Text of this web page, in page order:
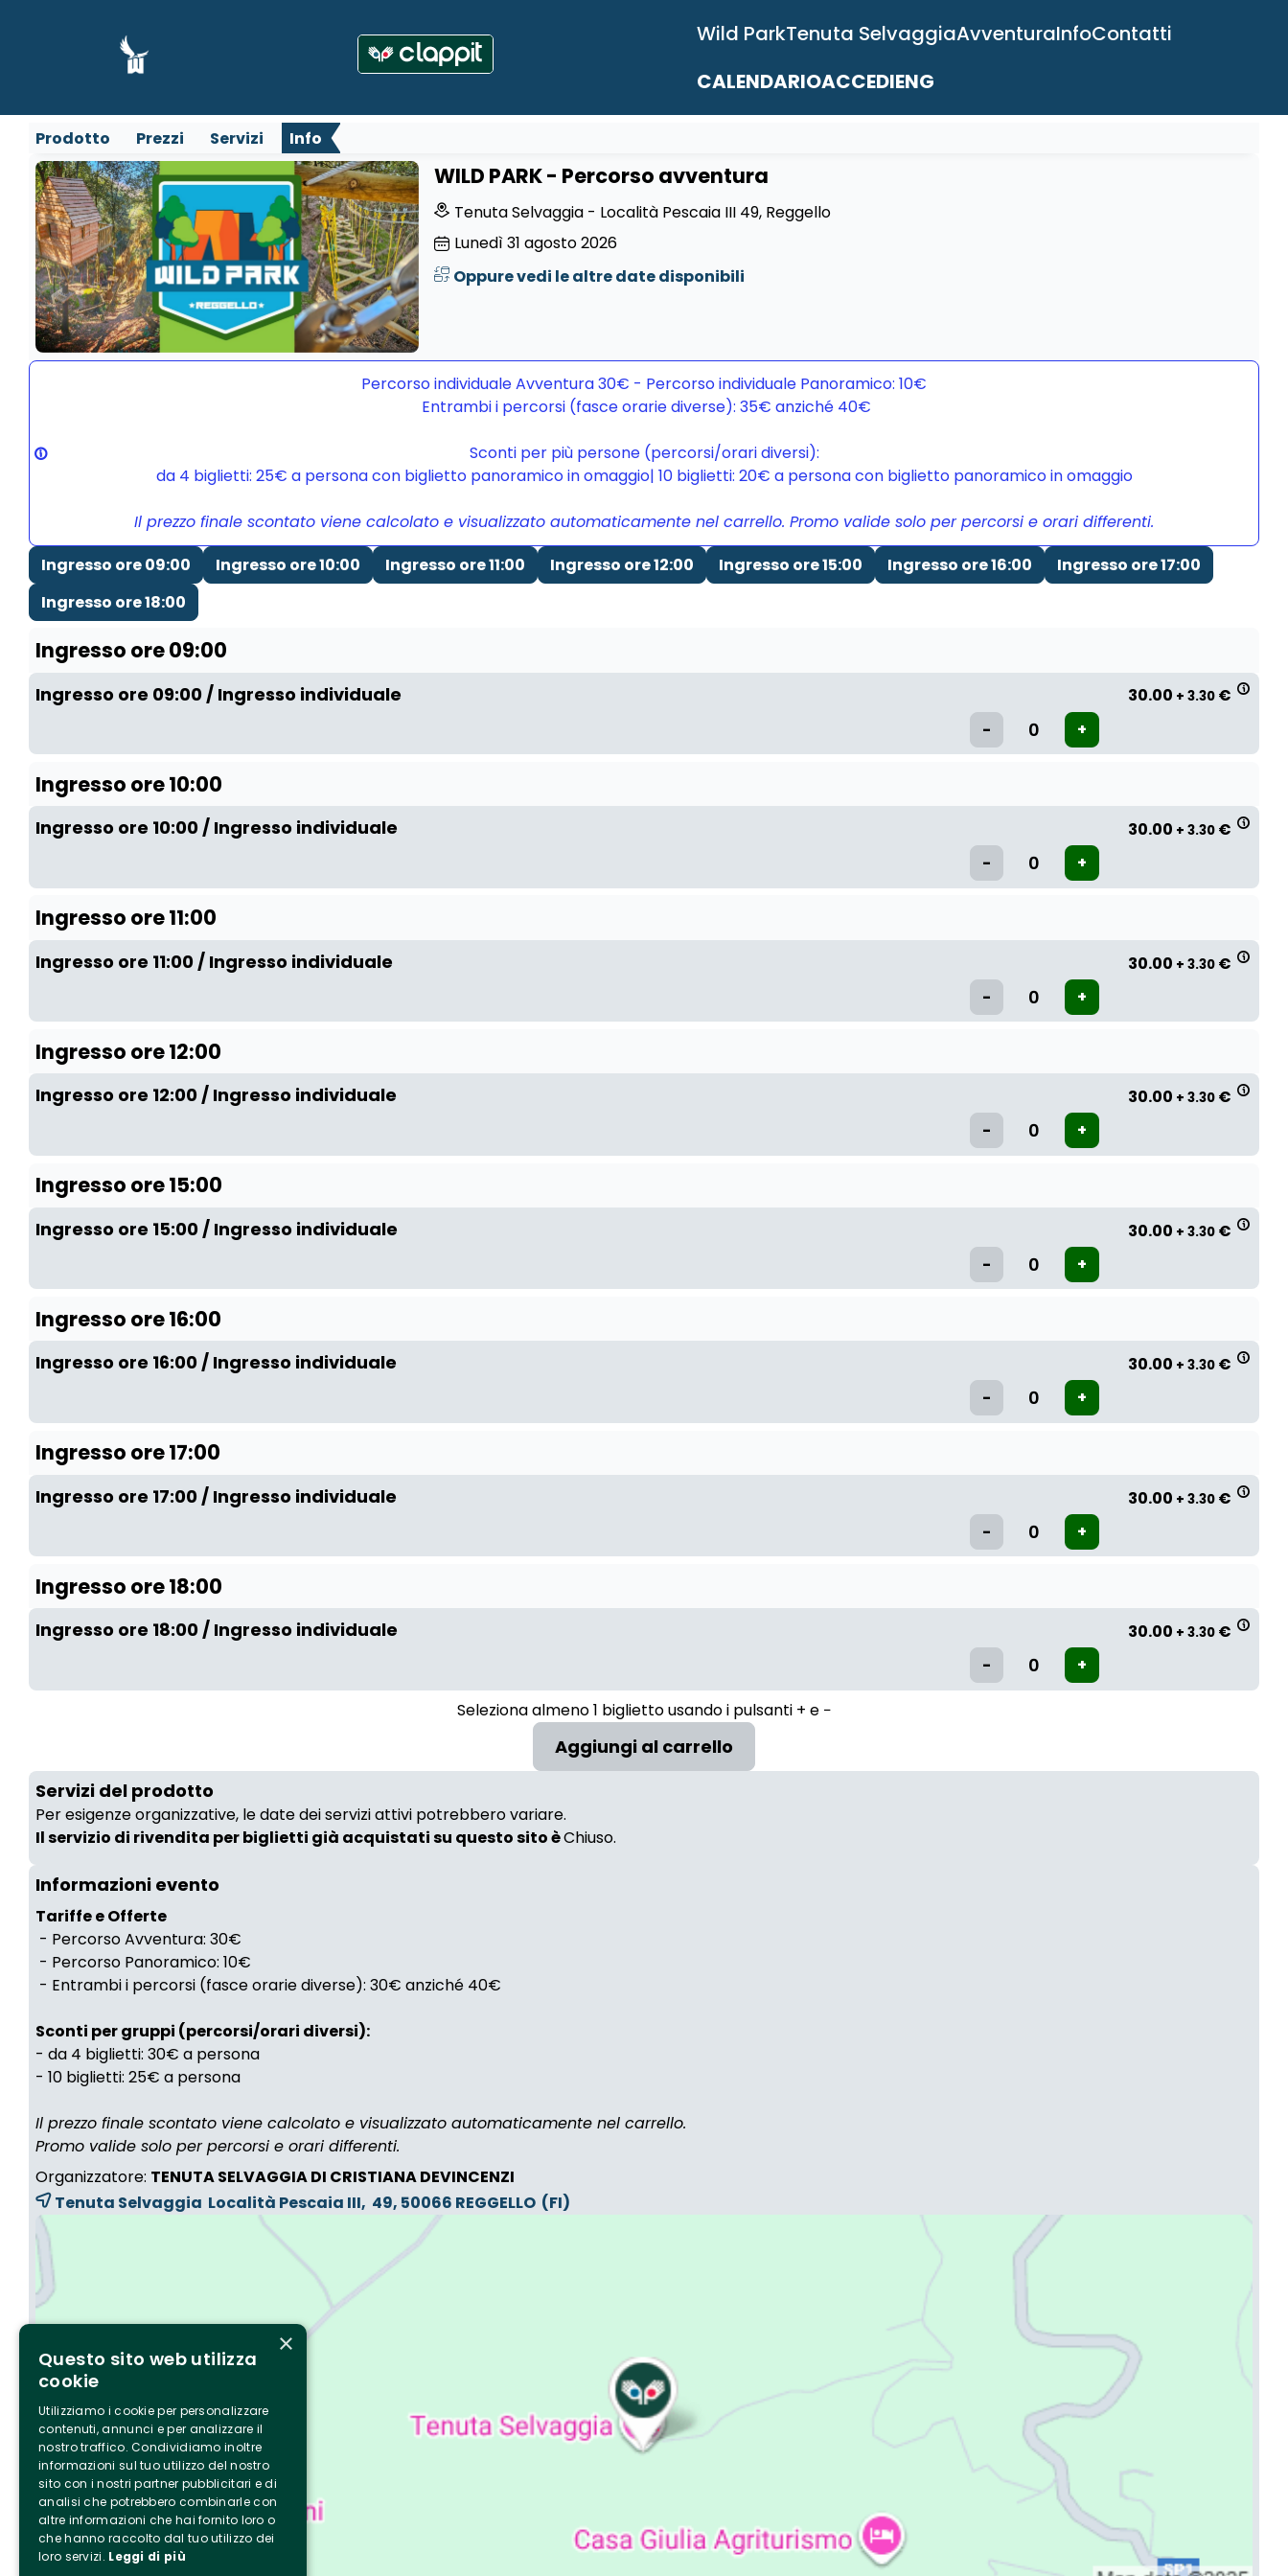
Wild ParkTenuta SelvaggiaAvventuraInfoContatti
CALENDARIOACCEDIENG
Prodotto Prezzi Servizi Info
WILD PARK - Percorso avventura
Tenuta Selvaggia - Località Pescaia III 49, Reggello
Lunedì31 agosto 2026
Oppure vedi le altre date disponibili
Percorso individuale Avventura 30€ - Percorso individuale Panoramico: 10€
Entrambi i percorsi (fasce orarie diverse): 35€ anziché 40€
Sconti per più persone (percorsi/orari diversi):
da 4 biglietti: 25€ a persona con biglietto panoramico in omaggio| 10 biglietti: 20€ a persona con biglietto panoramico in omaggio
Il prezzo finale scontato viene calcolato e visualizzato automaticamente nel carrello. Promo valide solo per percorsi e orari differenti.
Ingresso ore 09:00
Ingresso ore 10:00 Ingresso ore 11:00 Ingresso ore 12:00 Ingresso ore 15:00 Ingresso ore 16:00
Ingresso ore 17:00
Ingresso ore 18:00
Ingresso ore 09:00
Ingresso ore 09:00 / Ingresso individuale 30.00 + 3.30 €
Ingresso ore 10:00
Ingresso ore 10:00 / Ingresso individuale 30.00 + 3.30 €
Ingresso ore 11:00
Ingresso ore 11:00 / Ingresso individuale 30.00 + 3.30 €
Ingresso ore 12:00
Ingresso ore 12:00 / Ingresso individuale 30.00 + 3.30 €
Ingresso ore 15:00
Ingresso ore 15:00 / Ingresso individuale 30.00 + 3.30 €
Ingresso ore 16:00
Ingresso ore 16:00 / Ingresso individuale 30.00 + 3.30 €
Ingresso ore 17:00
Ingresso ore 17:00 / Ingresso individuale 30.00 + 3.30 €
Ingresso ore 18:00
Ingresso ore 18:00 / Ingresso individuale 30.00 + 3.30 €
Seleziona almeno 1 biglietto usando i pulsanti + e −
Servizi del prodotto
Per esigenze organizzative, le date dei servizi attivi potrebbero variare.
Il servizio di rivendita per biglietti già acquistati su questo sito èChiuso.
Informazioni evento
Tariffe e Offerte
- Percorso Avventura: 30€
- Percorso Panoramico: 10€
- Entrambi i percorsi (fasce orarie diverse): 30€ anziché 40€
Sconti per gruppi (percorsi/orari diversi):
- da 4 biglietti: 30€ a persona
- 10 biglietti: 25€ a persona
Il prezzo finale scontato viene calcolato e visualizzato automaticamente nel carrello.
Promo valide solo per percorsi e orari differenti.
Organizzatore: TENUTA SELVAGGIA DI CRISTIANA DEVINCENZI
Tenuta Selvaggia Località Pescaia III, 49, 50066 REGGELLO (FI)
×
Questo sito web utilizza
cookie
Utilizziamo i cookie per personalizzare
contenuti, annunci e per analizzare il
nostro traffico. Condividiamo inoltre
informazioni sul tuo utilizzo del nostro
sito con i nostri partner pubblicitari e di
analisi che potrebbero combinarle con
altre informazioni che hai fornito loro o
che hanno raccolto dal tuo utilizzo dei
loro servizi. Leggi di più